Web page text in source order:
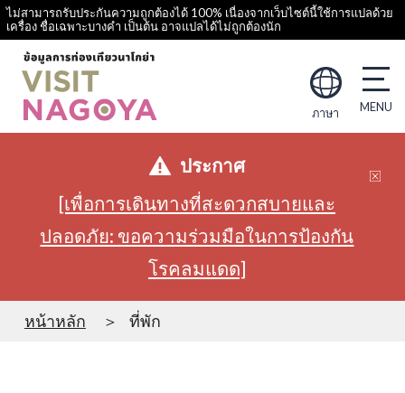
ไม่สามารถรับประกันความถูกต้องได้ 100% เนื่องจากเว็บไซต์นี้ใช้การแปลด้วย
เครื่อง ชื่อเฉพาะบางคำ เป็นต้น อาจแปลได้ไม่ถูกต้องนัก
ภาษา
ประกาศ
[เพื่อการเดินทางที่สะดวกสบายและ
ปลอดภัย: ขอความร่วมมือในการป้องกัน
โรคลมแดด]
หน้าหลัก ที่พัก